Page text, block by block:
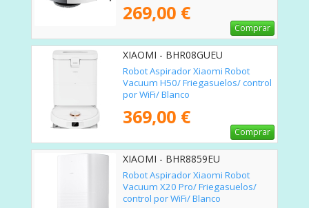
269,00 €
Comprar
XIAOMI - BHR08GUEU
Robot Aspirador Xiaomi Robot
Vacuum H50/ Friegasuelos/ control
por WiFi/ Blanco
369,00 €
Comprar
XIAOMI - BHR8859EU
Robot Aspirador Xiaomi Robot
Vacuum X20 Pro/ Friegasuelos/
control por WiFi/ Blanco